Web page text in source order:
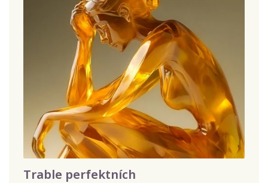
Trable perfektních